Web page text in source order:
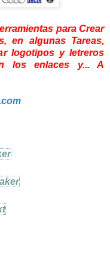
para Crear
en algunas Tareas,
logotipos y letreros
los enlaces y... A